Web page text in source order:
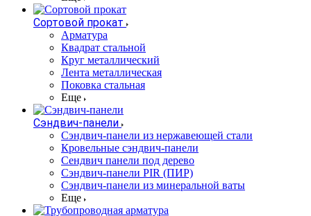
Сортовой прокат
Арматура
Квадрат стальной
Круг металлический
Лента металлическая
Поковка стальная
Еще
Сэндвич-панели
Cэндвич-панели из нержавеющей стали
Кровельные сэндвич-панели
Сендвич панели под дерево
Сэндвич-панели PIR (ПИР)
Сэндвич-панели из минеральной ваты
Еще